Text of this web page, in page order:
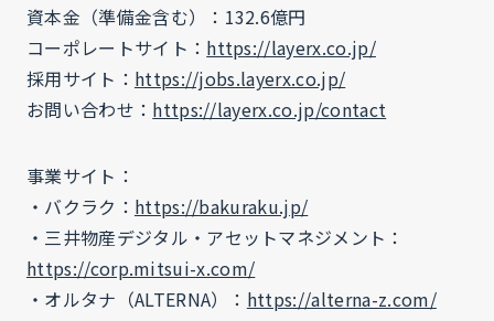
資本金（準備金含む）：132.6億円
コーポレートサイト： https://layerx.co.jp/
採用サイト： https://jobs.layerx.co.jp/
お問い合わせ： https://layerx.co.jp/contact
事業サイト：
・バクラク： https://bakuraku.jp/
・三井物産デジタル・アセットマネジメント：
https://corp.mitsui-x.com/
・オルタナ（ALTERNA）： https://alterna-z.com/